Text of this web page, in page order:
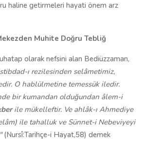
haline getirmeleri hayati önem arz
Muhite Doğru Tebliğ
olarak nefsini alan Bediüzzaman,
ı rezilesinden selâmetimiz,
O hablülmetine temessük iledir.
bir kumandan olduğundan âlem-i
ile mükelleftir. Ve ahlâk-ı Ahmediye
ile tahalluk ve Sünnet-i Nebeviyeyi
(Nursî:Tarihçe-i Hayat,58) demek